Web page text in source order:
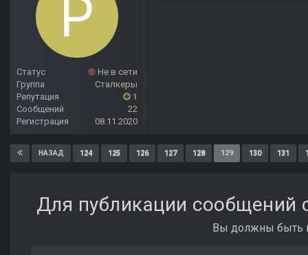
Статус
Не в сети
Группа
Сталкеры
Репутация
1
Сообщений
22
Регистрация
08.11.2020
НАЗАД 124 125 126 127 128 129 130 131
Для публикации сообщений
Вы должны быть